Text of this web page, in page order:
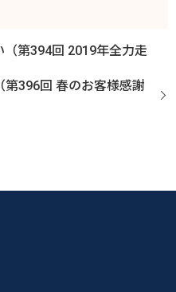
第394回 2019年全力走
396回 春のお客様感謝